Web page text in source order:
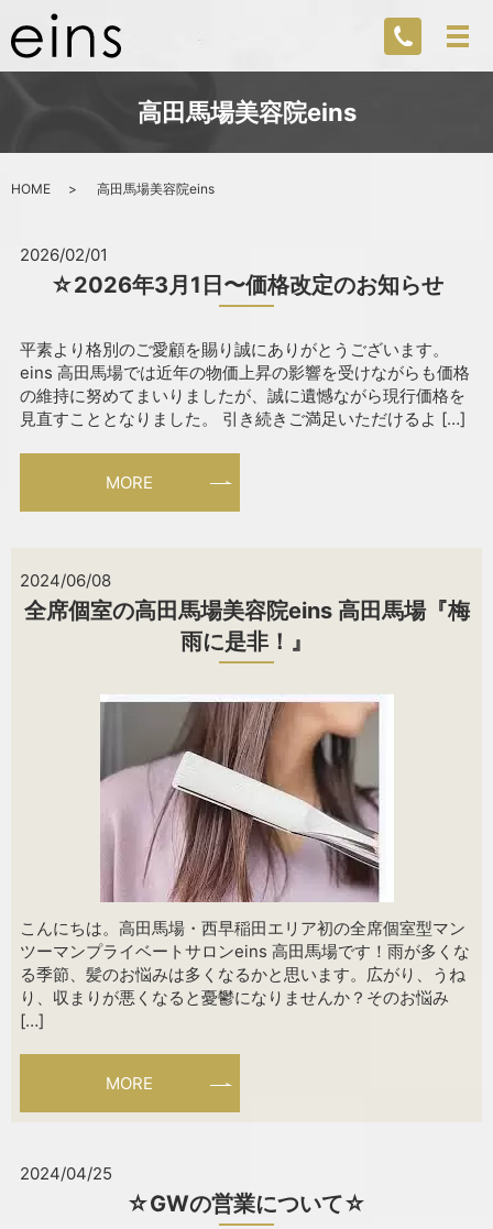
高田馬場美容院eins
HOME 高田馬場美容院eins
2026/02/01
☆2026年3月1日〜価格改定のお知らせ
平素より格別のご愛顧を賜り誠にありがとうございます。
eins 高田馬場では近年の物価上昇の影響を受けながらも価格
の維持に努めてまいりましたが、誠に遺憾ながら現行価格を
見直すこととなりました。 引き続きご満足いただけるよ […]
MORE
2024/06/08
全席個室の高田馬場美容院eins 高田馬場『梅
雨に是非！』
こんにちは。高田馬場・西早稲田エリア初の全席個室型マン
ツーマンプライベートサロンeins 高田馬場です！雨が多くな
る季節、髪のお悩みは多くなるかと思います。広がり、うね
り、収まりが悪くなると憂鬱になりませんか？そのお悩み
[…]
MORE
2024/04/25
☆GWの営業について☆